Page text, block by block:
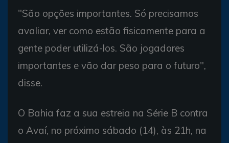
"São opções importantes. Só precisamos
avaliar, ver como estão fisicamente para a
gente poder utilizá-los. São jogadores
importantes e vão dar peso para o futuro",
disse.
O Bahia faz a sua estreia na Série B contra
o Avaí, no próximo sábado (14), às 21h, na